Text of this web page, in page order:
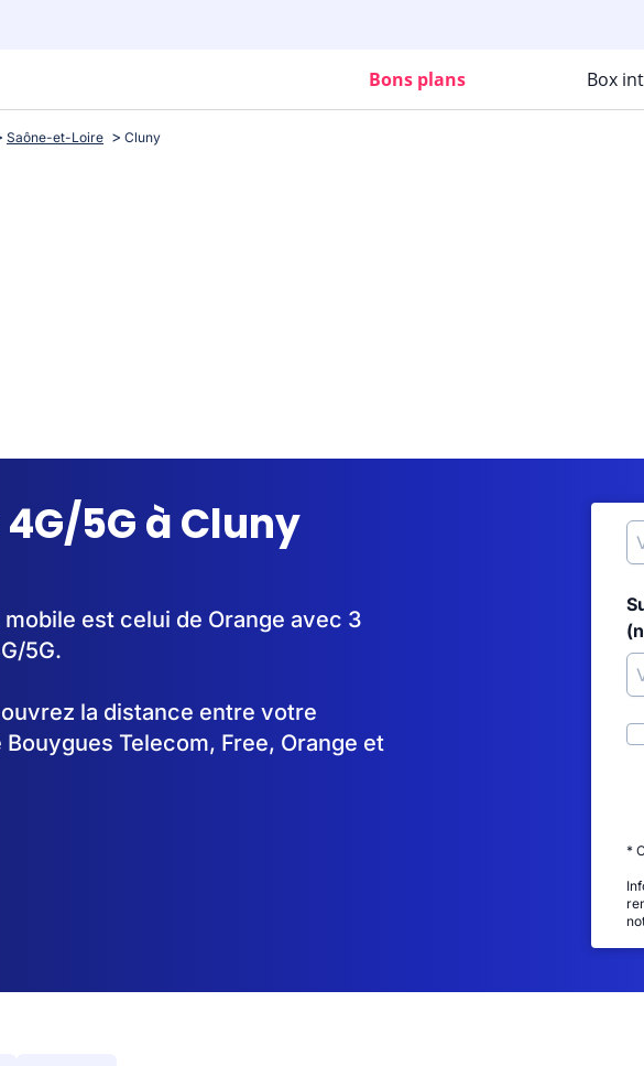
Bons plans Box
Saône-et-Loire Cluny
5G à Cluny
est celui de Orange avec 3
5G.
la distance entre votre
Telecom, Free, Orange et
*